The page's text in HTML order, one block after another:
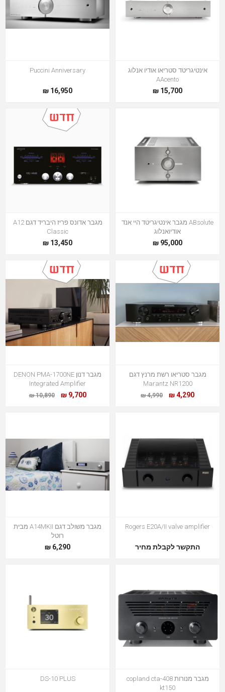
אינטיגריטד סטריאו אודיו אנלוג
AAcento
15,700 ₪
Puccini Anniversary
16,950 ₪
ABsolute מגבר אינטיגריטד היי אנד
אודיואנלוג
95,000 ₪
מגבר אדונס פריז היבריד דגם A12
Classic
13,450 ₪
מגבר סטריאו רשת מרנץ דגם
Marantz NR1200
4,290 ₪
4,990 ₪
מגבר דנון DENON PMA-1700NE
Integrated Amplifier
9,700 ₪
10,890 ₪
Rogers E20A/II valve amplifier
התקשר לקבלת מחיר
מגבר משולב דגם A14MKII מבית
רוטל
6,290 ₪
מגבר מנורות copland cta-408
kt150
DS-10 PLUS